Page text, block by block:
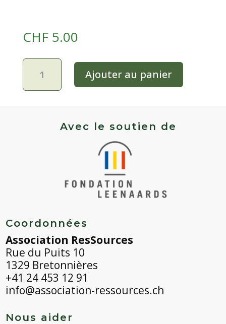
CHF5.00
quantité
Chicorée
Ajouter au panier
Avec le soutien de
Coordonnées
Association ResSources
Rue du Puits 10
1329 Bretonnières
+41 24 453 12 91
info@association-ressources.ch
Nous aider